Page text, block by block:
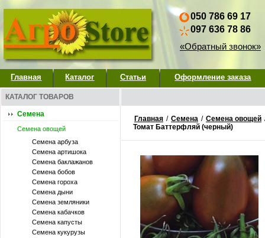
050 786 69 17
097 636 78 86
«Обратный звонок»
Главная Каталог Статьи Оформление заказа
КАТАЛОГ ТОВАРОВ
Семена
Семена овощей
Семена арбуза
Семена артишока
Семена баклажанов
Семена бобов
Семена гороха
Семена дыни
Семена земляники
Семена кабачков
Семена капусты
Семена кукурузы
Главная / Семена / Семена овощей
Томат Баттерфляй (черный)